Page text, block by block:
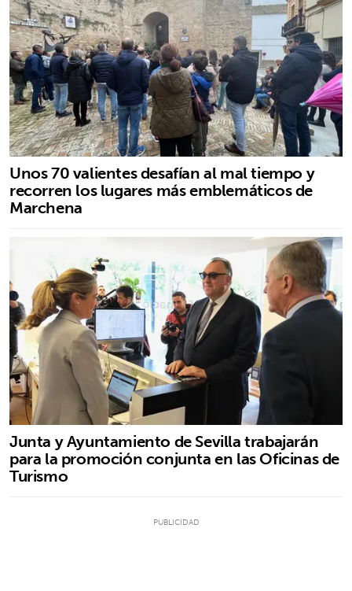
Unos 70 valientes desafían al mal tiempo y
recorren los lugares más emblemáticos de
Marchena
Junta y Ayuntamiento de Sevilla trabajarán
para la promoción conjunta en las Oficinas de
Turismo